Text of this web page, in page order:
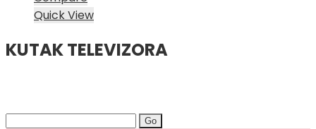
Quick View
KUTAK TELEVIZORA
Search